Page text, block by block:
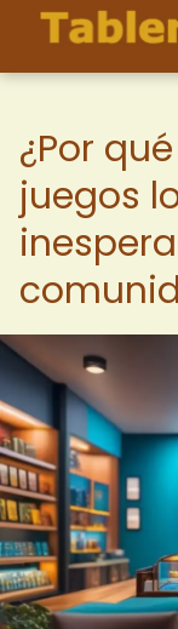
¿Por
juegos